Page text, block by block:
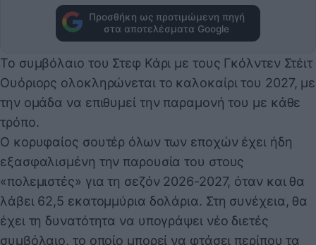
Προσθήκη ως προτιμώμενη πηγή
στα αποτελέσματα Google
Το συμβόλαιο του Στεφ Κάρι με τους Γκόλντεν Στέιτ
Ουόριορς ολοκληρώνεται το καλοκαίρι του 2027, με
την ομάδα να επιθυμεί την παραμονή του με κάθε
τρόπο.
Ο κορυφαίος σουτέρ όλων των εποχών έχει ήδη
εξασφαλισμένη την παρουσία του στους
«πολεμιστές» για τη σεζόν 2026-2027, όταν και θα
λάβει 62,5 εκατομμύρια δολάρια. Στη συνέχεια, θα
έχει τη δυνατότητα να υπογράψει νέο διετές
συμβόλαιο, το οποίο μπορεί να φτάσει περίπου τα